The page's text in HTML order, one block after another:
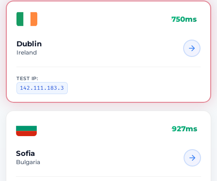
750ms
Dublin
Ireland
TEST IP:
142.111.183.3
927ms
Sofia
Bulgaria